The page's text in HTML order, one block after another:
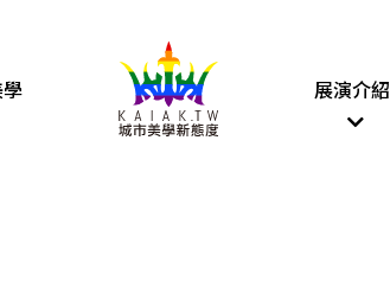
展演介紹